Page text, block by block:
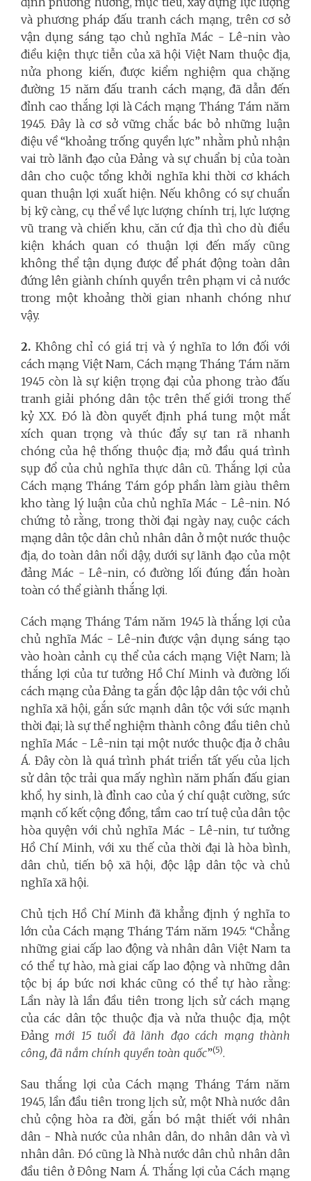
và phương pháp đấu tranh cách mạng, trên cơ sở
vận dụng sáng tạo chủ nghĩa Mác - Lê-nin vào
điều kiện thực tiễn của xã hội Việt Nam thuộc địa,
nửa phong kiến, được kiểm nghiệm qua chặng
đường 15 năm đấu tranh cách mạng, đã dẫn đến
đỉnh cao thắng lợi là Cách mạng Tháng Tám năm
1945. Đây là cơ sở vững chắc bác bỏ những luận
điệu về “khoảng trống quyền lực” nhằm phủ nhận
vai trò lãnh đạo của Đảng và sự chuẩn bị của toàn
dân cho cuộc tổng khởi nghĩa khi thời cơ khách
quan thuận lợi xuất hiện. Nếu không có sự chuẩn
bị kỹ càng, cụ thể về lực lượng chính trị, lực lượng
vũ trang và chiến khu, căn cứ địa thì cho dù điều
kiện khách quan có thuận lợi đến mấy cũng
không thể tận dụng được để phát động toàn dân
đứng lên giành chính quyền trên phạm vi cả nước
trong một khoảng thời gian nhanh chóng như
vậy.
2. Không chỉ có giá trị và ý nghĩa to lớn đối với
cách mạng Việt Nam, Cách mạng Tháng Tám năm
1945 còn là sự kiện trọng đại của phong trào đấu
tranh giải phóng dân tộc trên thế giới trong thế
kỷ XX. Đó là đòn quyết định phá tung một mắt
xích quan trọng và thúc đẩy sự tan rã nhanh
chóng của hệ thống thuộc địa; mở đầu quá trình
sụp đổ của chủ nghĩa thực dân cũ. Thắng lợi của
Cách mạng Tháng Tám góp phần làm giàu thêm
kho tàng lý luận của chủ nghĩa Mác - Lê-nin. Nó
chứng tỏ rằng, trong thời đại ngày nay, cuộc cách
mạng dân tộc dân chủ nhân dân ở một nước thuộc
địa, do toàn dân nổi dậy, dưới sự lãnh đạo của một
đảng Mác - Lê-nin, có đường lối đúng đắn hoàn
toàn có thể giành thắng lợi.
Cách mạng Tháng Tám năm 1945 là thắng lợi của
chủ nghĩa Mác - Lê-nin được vận dụng sáng tạo
vào hoàn cảnh cụ thể của cách mạng Việt Nam; là
thắng lợi của tư tưởng Hồ Chí Minh và đường lối
cách mạng của Đảng ta gắn độc lập dân tộc với chủ
nghĩa xã hội, gắn sức mạnh dân tộc với sức mạnh
thời đại; là sự thể nghiệm thành công đầu tiên chủ
nghĩa Mác - Lê-nin tại một nước thuộc địa ở châu
Á. Đây còn là quá trình phát triển tất yếu của lịch
sử dân tộc trải qua mấy nghìn năm phấn đấu gian
khổ, hy sinh, là đỉnh cao của ý chí quật cường, sức
mạnh cố kết cộng đồng, tầm cao trí tuệ của dân tộc
hòa quyện với chủ nghĩa Mác - Lê-nin, tư tưởng
Hồ Chí Minh, với xu thế của thời đại là hòa bình,
dân chủ, tiến bộ xã hội, độc lập dân tộc và chủ
nghĩa xã hội.
Chủ tịch Hồ Chí Minh đã khẳng định ý nghĩa to
lớn của Cách mạng Tháng Tám năm 1945: “Chẳng
những giai cấp lao động và nhân dân Việt Nam ta
có thể tự hào, mà giai cấp lao động và những dân
tộc bị áp bức nơi khác cũng có thể tự hào rằng:
Lần này là lần đầu tiên trong lịch sử cách mạng
của các dân tộc thuộc địa và nửa thuộc địa, một
Đảng mới 15 tuổi đã lãnh đạo cách mạng thành
công, đã nắm chính quyền toàn quốc”(5).
Sau thắng lợi của Cách mạng Tháng Tám năm
1945, lần đầu tiên trong lịch sử, một Nhà nước dân
chủ cộng hòa ra đời, gắn bó mật thiết với nhân
dân - Nhà nước của nhân dân, do nhân dân và vì
nhân dân. Đó cũng là Nhà nước dân chủ nhân dân
đầu tiên ở Đông Nam Á. Thắng lợi của Cách mạng